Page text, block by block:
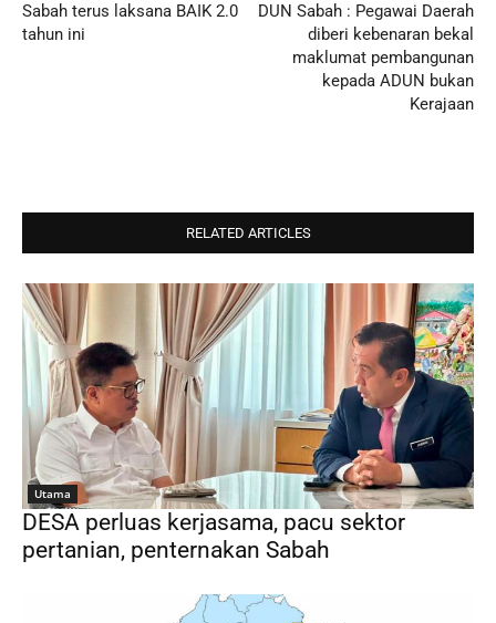
Sabah terus laksana BAIK 2.0
tahun ini
DUN Sabah : Pegawai Daerah
diberi kebenaran bekal
maklumat pembangunan
kepada ADUN bukan
Kerajaan
RELATED ARTICLES
Utama
DESA perluas kerjasama, pacu sektor
pertanian, penternakan Sabah